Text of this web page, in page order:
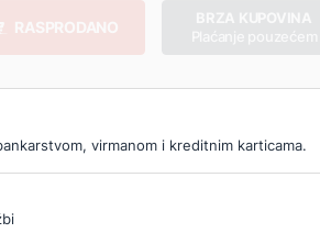
RASPRODANO
virmanom i kreditnim karticama.